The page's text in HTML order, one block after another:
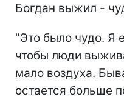
Богдан выжил -
"Это было чудо. Я
чтобы люди
мало воздуха.
остается больше